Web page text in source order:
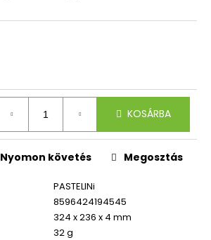
KOSÁRBA
PASTELINi
8596424194545
324 x 236 x 4 mm
32 g
Nyomon követés Megosztás